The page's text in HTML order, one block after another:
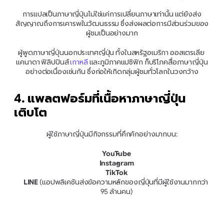
การแปลเป็นภาษาญี่ปุ่นไม่ใช่แค่การเปลี่ยนภาษาเท่านั้น แต่ยังส่ง
สัญญาณถึงการเคารพในวัฒนธรรม ซึ่งส่งผลต่อการมีส่วนร่วมของ
ผู้ชมเป็นอย่างมาก
ผู้พูดภาษาญี่ปุ่นนอกประเทศญี่ปุ่น ทั้งในสหรัฐอเมริกา ออสเตรเลีย
แคนาดา ฟิลิปปินส์ เกาหลี และภูมิภาคแปซิฟิก ก็บริโภคสื่อภาษาญี่ปุ่น
อย่างต่อเนื่องเช่นกัน ซึ่งก่อให้เกิดกลุ่มผู้ชมทั่วโลกในวงกว้าง
4. แพลตฟอร์มที่เนื้อหาภาษาญี่ปุ่น
เติบโต
ผู้ใช้ภาษาญี่ปุ่นมีกิจกรรมที่คึกคักอย่างมากบน:
YouTube
Instagram
TikTok
LINE (แอปพลิเคชันส่งข้อความหลักของญี่ปุ่นที่มีผู้ใช้งานมากกว่า
95 ล้านคน)